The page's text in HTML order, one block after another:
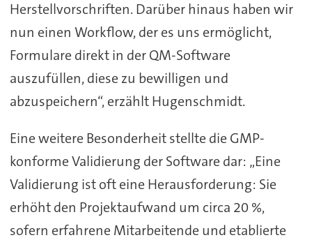
Herstellvorschriften. Darüber hinaus haben wir
nun einen Workflow, der es uns ermöglicht,
Formulare direkt in der QM-Software
auszufüllen, diese zu bewilligen und
abzuspeichern“, erzählt Hugenschmidt.
Eine weitere Besonderheit stellte die GMP-
konforme Validierung der Software dar: „Eine
Validierung ist oft eine Herausforderung: Sie
erhöht den Projektaufwand um circa 20 %,
sofern erfahrene Mitarbeitende und etablierte